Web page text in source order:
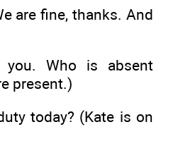
are fine, thanks. And
Who is absent
present.)
today? (Kate is on